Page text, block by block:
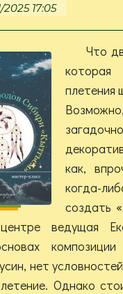
17:05
Что
плетения
как,
когда-
создать
ведущая
нет
Однако